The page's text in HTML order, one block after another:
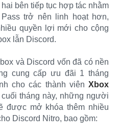
bên tiếp tục hợp tác nhằm
Pass trở nên linh hoạt hơn,
quyền lợi mới cho cộng
lẫn Discord.
và Discord vốn đã có nền
cung cấp ưu đãi 1 tháng
cho các thành viên Xbox
tháng này, những người
được mở khóa thêm nhiều
Discord Nitro, bao gồm:​